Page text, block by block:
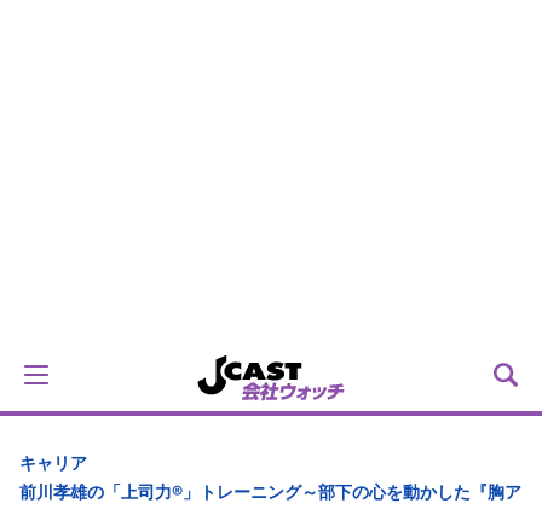
キャリア
前川孝雄の「上司力®」トレーニング～部下の心を動かした『胸ア